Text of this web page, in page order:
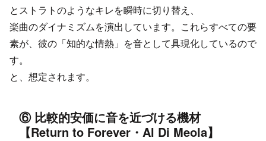
とストラトのようなキレを瞬時に切り替え、
楽曲のダイナミズムを演出しています。これらすべての要
素が、彼の「知的な情熱」を音として具現化しているので
す。
と、想定されます。
⑥ 比較的安価に音を近づける機材
【Return to Forever・Al Di Meola】